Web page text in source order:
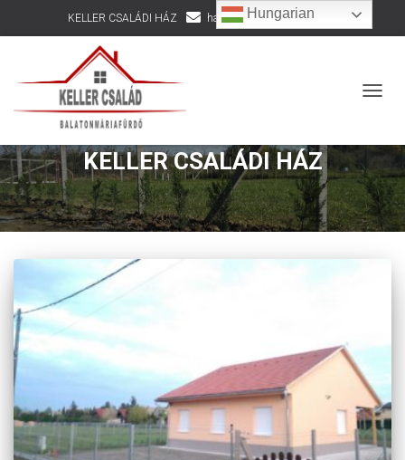
KELLER CSALÁDI HÁZ hazepites@kellercsalad.hu
KELLER CSALÁDI HÁZ
Hungarian